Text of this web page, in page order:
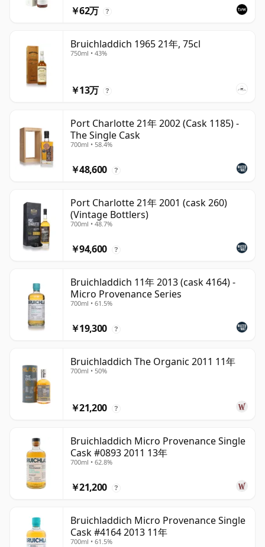
￥62万 ?
Bruichladdich 1965 21年, 75cl
750ml • 43%
￥13万 ?
Port Charlotte 21年 2002 (Cask 1185) -
The Single Cask
700ml • 58.4%
￥48,600 ?
Port Charlotte 21年 2001 (cask 260)
(Vintage Bottlers)
700ml • 48.7%
￥94,600 ?
Bruichladdich 11年 2013 (cask 4164) -
Micro Provenance Series
700ml • 61.5%
￥19,300 ?
Bruichladdich The Organic 2011 11年
700ml • 50%
￥21,200 ?
Bruichladdich Micro Provenance Single
Cask #0893 2011 13年
700ml • 62.8%
￥21,200 ?
Bruichladdich Micro Provenance Single
Cask #4164 2013 11年
700ml • 61.5%